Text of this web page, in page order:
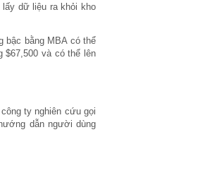
dữ liệu ra khỏi kho
bậc bằng MBA có thể
$67,500 và có thể lên
ty nghiên cứu gọi
dẫn người dùng